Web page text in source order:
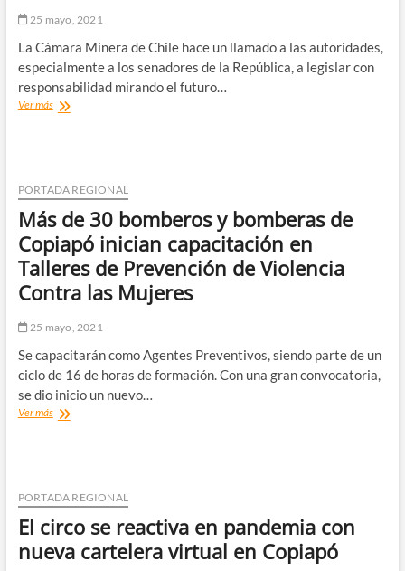
recontar
25 mayo, 2021
La Cámara Minera de Chile hace un llamado a las autoridades,
especialmente a los senadores de la República, a legislar con
responsabilidad mirando el futuro…
Ver másCámara
a
buscar
la
protección
de
glaciares
en
equilibrio
el
desarrollo
de
la
minería
chilena
PORTADA REGIONAL
Más de 30 bomberos y bomberas de
Copiapó inician capacitación en
Talleres de Prevención de Violencia
Contra las Mujeres
25 mayo, 2021
Se capacitarán como Agentes Preventivos, siendo parte de un
ciclo de 16 de horas de formación. Con una gran convocatoria,
se dio inicio un nuevo…
Ver másMás
bomberas
de
Copiapó
capacitación
PORTADA REGIONAL
El circo se reactiva en pandemia con
nueva cartelera virtual en Copiapó